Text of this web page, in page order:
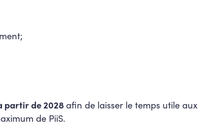
partir de 2028afin de laisser le temps utile aux
de PiiS.